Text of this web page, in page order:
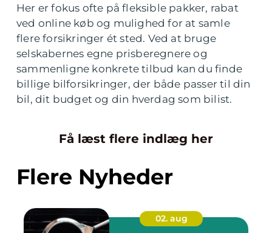
Her er fokus ofte på fleksible pakker, rabat
ved online køb og mulighed for at samle
flere forsikringer ét sted. Ved at bruge
selskabernes egne prisberegnere og
sammenligne konkrete tilbud kan du finde
billige bilforsikringer, der både passer til din
bil, dit budget og din hverdag som bilist.
Få læst flere indlæg her
Flere Nyheder
02. aug